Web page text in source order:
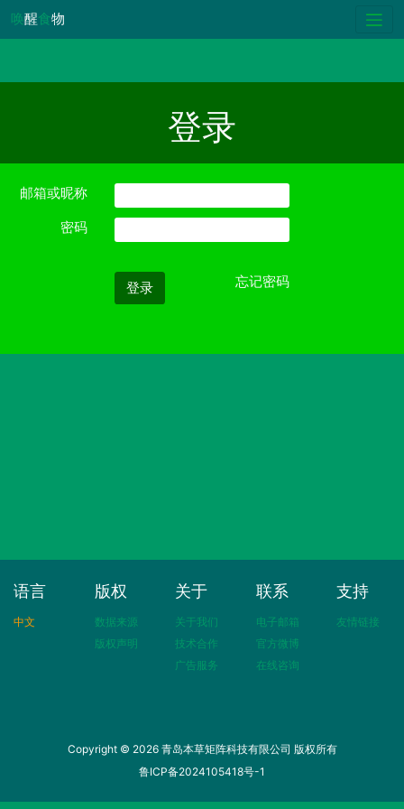
唤醒食物
登录
邮箱或昵称
密码
登录 忘记密码
语言
中文
版权
数据来源
版权声明
关于
关于我们
技术合作
广告服务
联系
电子邮箱
官方微博
在线咨询
支持
友情链接
Copyright © 2026 青岛本草矩阵科技有限公司 版权所有
鲁ICP备2024105418号-1